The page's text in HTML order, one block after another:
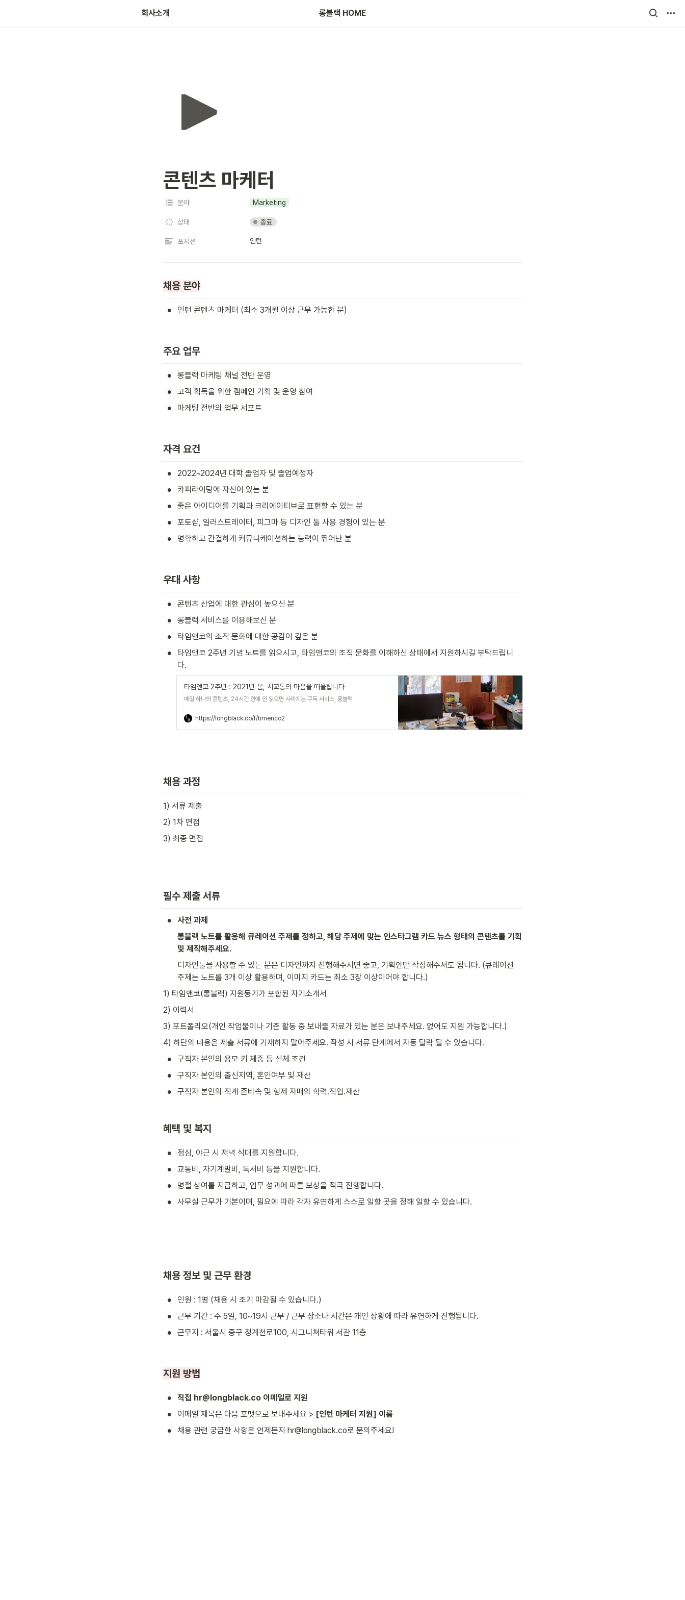
회사소개 롱블랙 HOME
콘텐츠 마케터
분야 Marketing
상태 종료
포지션 인턴
채용 분야
• 인턴 콘텐츠 마케터 (최소 3개월 이상 근무 가능한 분)
주요 업무
• 롱블랙 마케팅 채널 전반 운영
• 고객 획득을 위한 캠페인 기획 및 운영 참여
• 마케팅 전반의 업무 서포트
자격 요건
• 2022~2024년 대학 졸업자 및 졸업예정자
• 카피라이팅에 자신이 있는 분
• 좋은 아이디어를 기획과 크리에이티브로 표현할 수 있는 분
• 포토샵, 일러스트레이터, 피그마 등 디자인 툴 사용 경험이 있는 분
• 명확하고 간결하게 커뮤니케이션하는 능력이 뛰어난 분
우대 사항
• 콘텐츠 산업에 대한 관심이 높으신 분
• 롱블랙 서비스를 이용해보신 분
• 타임앤코의 조직 문화에 대한 공감이 깊은 분
•
타임앤코 2주년 기념 노트를 읽으시고, 타임앤코의 조직 문화를 이해하신 상태에서 지원하시길 부탁드립니
다.
타임앤코 2주년 : 2021년 봄, 서교동의 마음을 떠올립니다
매일 하나의 콘텐츠, 24시간 안에 안 읽으면 사라지는 구독 서비스, 롱블랙
https://longblack.co/f/timenco2
채용 과정
1) 서류 제출
2) 1차 면접
3) 최종 면접
필수 제출 서류
•
사전 과제
롱블랙 노트를 활용해 큐레이션 주제를 정하고, 해당 주제에 맞는 인스타그램 카드 뉴스 형태의 콘텐츠를 기획
및 제작해주세요.
디자인툴을 사용할 수 있는 분은 디자인까지 진행해주시면 좋고, 기획안만 작성해주셔도 됩니다. (큐레이션
주제는 노트를 3개 이상 활용하며, 이미지 카드는 최소 3장 이상이어야 합니다.)
1) 타임앤코(롱블랙) 지원동기가 포함된 자기소개서
2) 이력서
3) 포트폴리오(개인 작업물이나 기존 활동 중 보내줄 자료가 있는 분은 보내주세요. 없어도 지원 가능합니다.)
4) 하단의 내용은 제출 서류에 기재하지 말아주세요. 작성 시 서류 단계에서 자동 탈락 될 수 있습니다.
• 구직자 본인의 용모 키 체중 등 신체 조건
• 구직자 본인의 출신지역, 혼인여부 및 재산
• 구직자 본인의 직계 존비속 및 형제 자매의 학력.직업.재산
혜택 및 복지
• 점심, 야근 시 저녁 식대를 지원합니다.
• 교통비, 자기계발비, 독서비 등을 지원합니다.
• 명절 상여를 지급하고, 업무 성과에 따른 보상을 적극 진행합니다.
• 사무실 근무가 기본이며, 필요에 따라 각자 유연하게 스스로 일할 곳을 정해 일할 수 있습니다.
채용 정보 및 근무 환경
• 인원 : 1명 (채용 시 조기 마감될 수 있습니다.)
• 근무 기간 : 주 5일, 10~19시 근무 / 근무 장소나 시간은 개인 상황에 따라 유연하게 진행됩니다.
• 근무지 : 서울시 중구 청계천로100, 시그니쳐타워 서관 11층
지원 방법
• 직접 hr@longblack.co 이메일로 지원
• 이메일 제목은 다음 포맷으로 보내주세요 > [인턴 마케터 지원] 이름
• 채용 관련 궁금한 사항은 언제든지 hr@longblack.co로 문의주세요!